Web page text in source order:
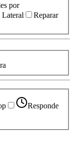
por
Reparar
Responde